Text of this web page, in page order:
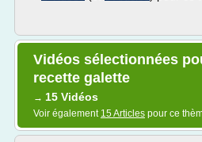
Vidéos sélectionnées
recette galette
→ 15 Vidéos
Voir également 15 Articles pour ce